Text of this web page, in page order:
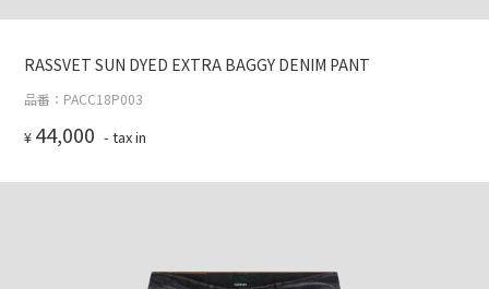
RASSVET SUN DYED EXTRA BAGGY DENIM PANT
品番：PACC18P003
¥ 44,000 - tax in